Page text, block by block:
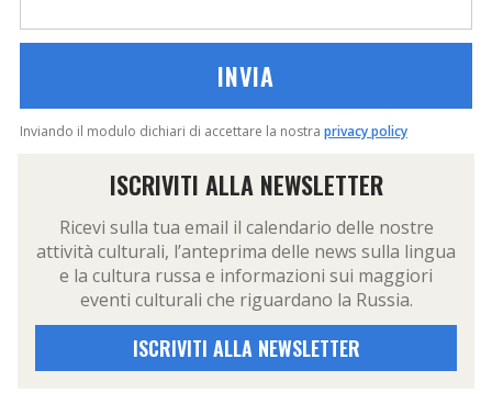
Inviando il modulo dichiari di accettare la nostra privacy policy
ISCRIVITI ALLA NEWSLETTER
Ricevi sulla tua email il calendario delle nostre
attività culturali, l’anteprima delle news sulla lingua
e la cultura russa e informazioni sui maggiori
eventi culturali che riguardano la Russia.
ISCRIVITI ALLA NEWSLETTER